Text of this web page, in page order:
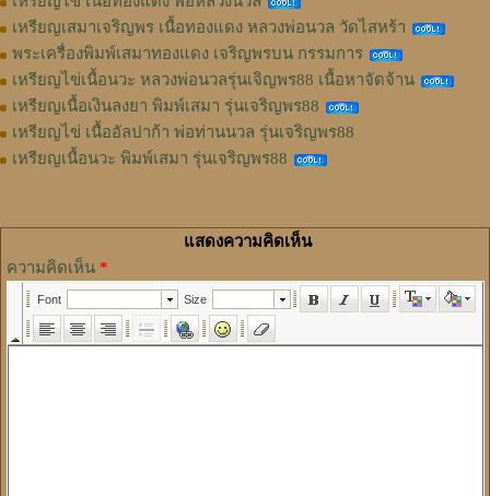
เหรียญเสมาเจริญพร เนื้อทองแดง หลวงพ่อนวล วัดไสหร้า
พระเครื่องพิมพ์เสมาทองแดง เจริญพรบน กรรมการ
เหรียญไข่เนื้อนวะ หลวงพ่อนวลรุ่นเจิญพร88 เนื้อหาจัดจ้าน
เหรียญเนื้อเงินลงยา พิมพ์เสมา รุ่นเจริญพร88
เหรียญไข่ เนื้ออัลปาก้า พ่อท่านนวล รุ่นเจริญพร88
เหรียญเนื้อนวะ พิมพ์เสมา รุ่นเจริญพร88
แสดงความคิดเห็น
ความคิดเห็น *